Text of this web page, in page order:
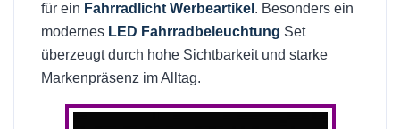
für ein Fahrradlicht Werbeartikel . Besonders ein
modernes LED Fahrradbeleuchtung Set
überzeugt durch hohe Sichtbarkeit und starke
Markenpräsenz im Alltag.